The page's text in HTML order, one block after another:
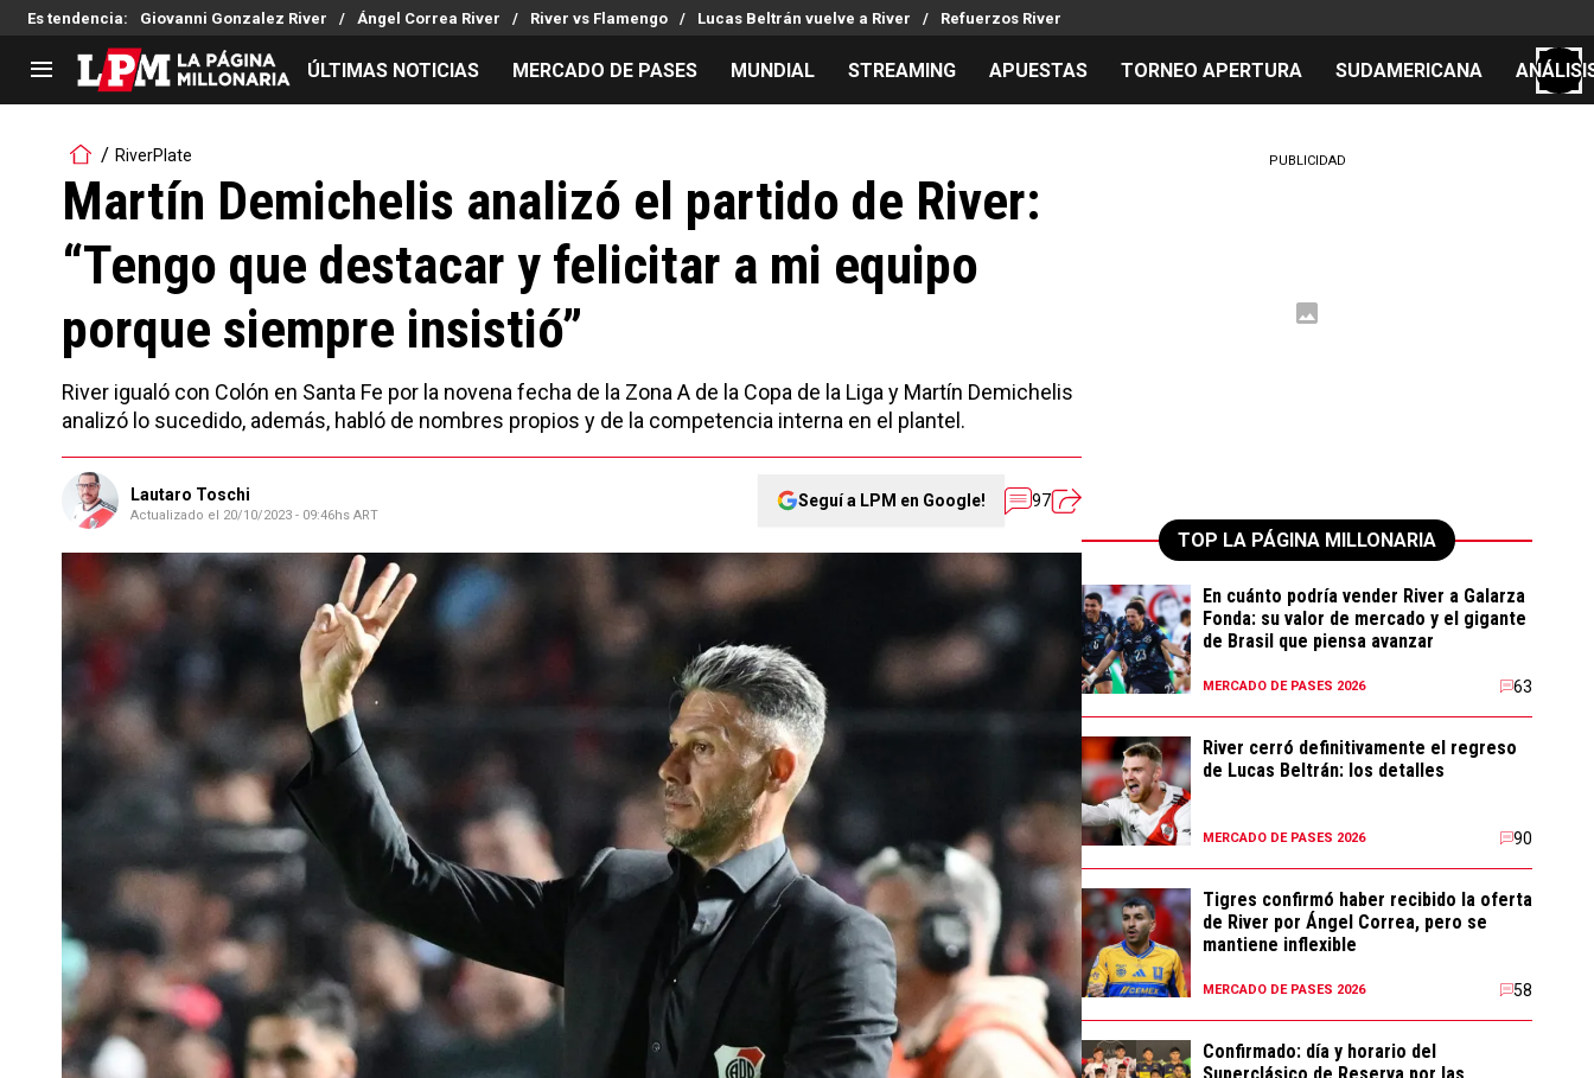
Es tendencia: Giovanni Gonzalez River Ángel Correa River River vs Flamengo Lucas Beltrán vuelve a River Refuerzos River
LIGA PROFESIONAL
Noticias
Tabla de posiciones
Fixture
Reserva
Copa Sudamericana
Copa Argentina
Selección Argentina
Mercado de Pases
Análisis tácticos
Juanfer Quintero
Chacho Coudet
Ex River
Streaming
Entradas
Hinchas
Los goles de River
Guías
ÚLTIMAS NOTICIAS MERCADO DE PASES MUNDIAL STREAMING APUESTAS TORNEO APERTURA SUDAMERICANA
RiverPlate
Martín Demichelis analizó el partido de River:
“Tengo que destacar y felicitar a mi equipo
porque siempre insistió”
River igualó con Colón en Santa Fe por la novena fecha de la Zona A de la Copa de la Liga y Martín Demichelis
analizó lo sucedido, además, habló de nombres propios y de la competencia interna en el plantel.
Lautaro Toschi
Actualizado el 20/10/2023 - 09:46hs ART
Seguí a LPM en Google! 97
PUBLICIDAD
TOP LA PÁGINA MILLONARIA
En cuánto podría vender River a Galarza
Fonda: su valor de mercado y el gigante
de Brasil que piensa avanzar
MERCADO DE PASES 2026 63
River cerró definitivamente el regreso
de Lucas Beltrán: los detalles
MERCADO DE PASES 2026 90
Tigres confirmó haber recibido la oferta
de River por Ángel Correa, pero se
mantiene inflexible
MERCADO DE PASES 2026 58
Confirmado: día y horario del